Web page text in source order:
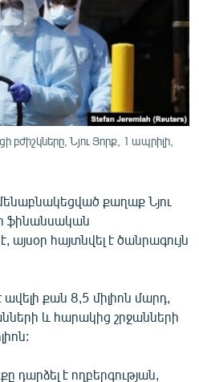
բժիշկները, Նյու Յորք, 1 ապրիլի,
քաղաք Նյու
ֆինանսական
այսօր հայտնվել է ծանրագույն
քան 8,5 միլիոն մարդ,
և հարակից շրջանների
դարձել է ողբերգության,